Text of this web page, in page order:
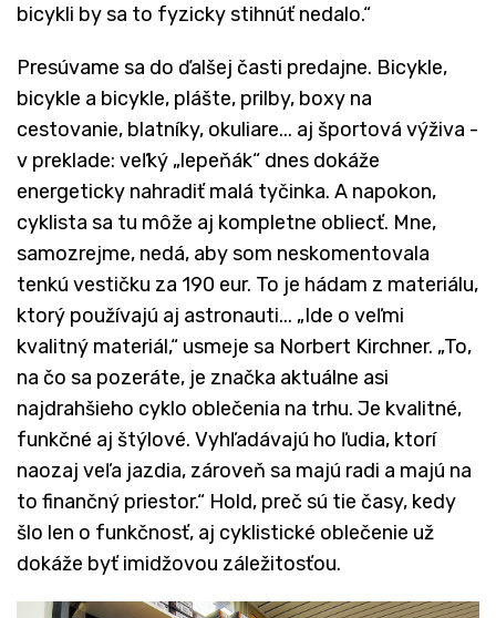
bicykli by sa to fyzicky stihnúť nedalo.“
Presúvame sa do ďalšej časti predajne. Bicykle,
bicykle a bicykle, plášte, prilby, boxy na
cestovanie, blatníky, okuliare... aj športová výživa -
v preklade: veľký „lepeňák“ dnes dokáže
energeticky nahradiť malá tyčinka. A napokon,
cyklista sa tu môže aj kompletne obliecť. Mne,
samozrejme, nedá, aby som neskomentovala
tenkú vestičku za 190 eur. To je hádam z materiálu,
ktorý používajú aj astronauti... „Ide o veľmi
kvalitný materiál,“ usmeje sa Norbert Kirchner. „To,
na čo sa pozeráte, je značka aktuálne asi
najdrahšieho cyklo oblečenia na trhu. Je kvalitné,
funkčné aj štýlové. Vyhľadávajú ho ľudia, ktorí
naozaj veľa jazdia, zároveň sa majú radi a majú na
to finančný priestor.“ Hold, preč sú tie časy, kedy
šlo len o funkčnosť, aj cyklistické oblečenie už
dokáže byť imidžovou záležitosťou.